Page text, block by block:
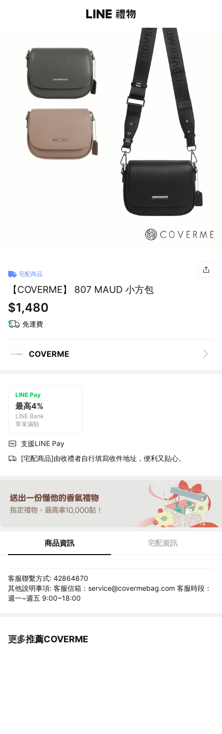
宅配商品
【COVERME】 807 MAUD 小方包
$1,480
免運費
COVERME
LINE Pay
最高4%
LINE Bank
單筆滿額
支援LINE Pay
[宅配商品]由收禮者自行填寫收件地址，便利又貼心。
商品資訊 宅配資訊
客服聯繫方式: 42864870
其他說明事項: 客服信箱：service@covermebag.com 客服時段：
週一~週五 9:00~18:00
更多推薦COVERME
看更多